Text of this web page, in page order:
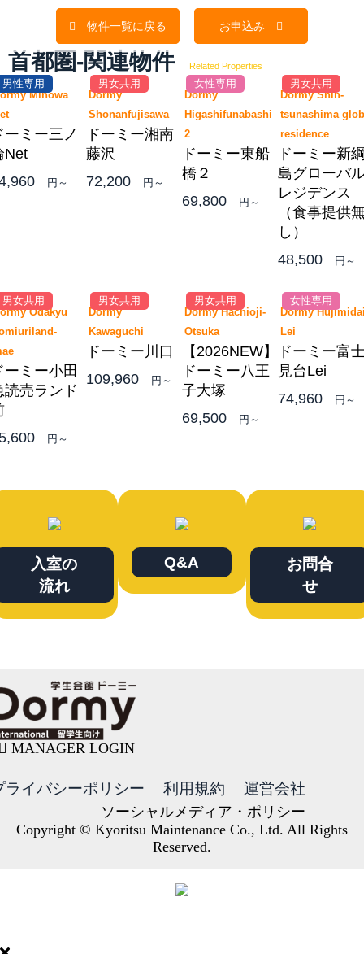
物件一覧に戻る お申込み
首都圏-関連物件 Related Properties
男性専用
Minowa
ーミー三ノ
Net
円～
男女共用
Dormy
Shonanfujisawa
ドーミー湘南
藤沢
72,200
円～
女性専用
Dormy
Higashifunabashi
2
ドーミー東船
橋２
69,800
円～
男女共用
Dormy Shin-
tsunashima
residence
ドーミー新
島グローバ
レジデンス
（食事提供
し）
48,500
円～
男女共用
Odakyu
ーミー小田
読売ランド
円～
男女共用
Dormy
Kawaguchi
ドーミー川口
109,960
円～
男女共用
Dormy Hachioji-
Otsuka
【2026NEW】
ドーミー八王
子大塚
69,500
円～
女性専用
Dormy
Lei
ドーミー富
見台Lei
74,960
円～
入室の
流れ
Q&A
お問合
せ
MANAGER LOGIN
ライバシーポリシー 利用規約 運営会社
ソーシャルメディア・ポリシー
Copyright © Kyoritsu Maintenance Co., Ltd. All Rights
Reserved.